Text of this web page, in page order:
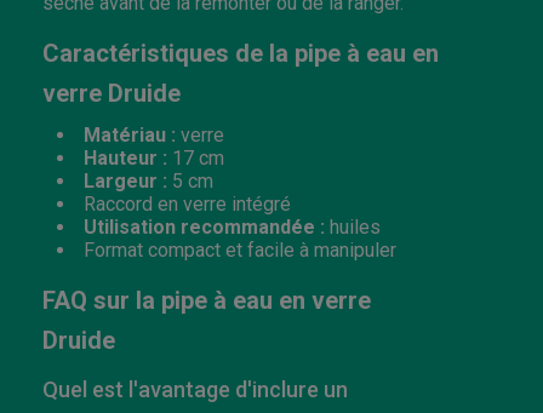
Caractéristiques de la pipe à eau en
verre Druide
Matériau : verre
Hauteur : 17 cm
Largeur : 5 cm
Raccord en verre intégré
Utilisation recommandée : huiles
Format compact et facile à manipuler
FAQ sur la pipe à eau en verre
Druide
Quel est l'avantage d'inclure un